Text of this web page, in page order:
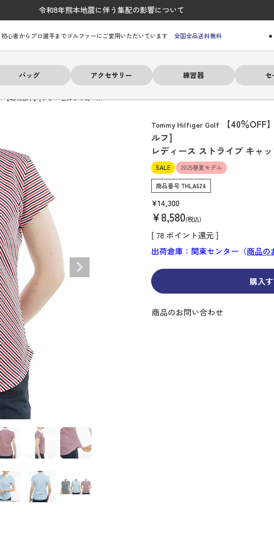
令和8年熊本地震に伴う集配の影響について
初心者からプロ選手までゴルファーにご愛用いただいています 全国全品送料無料
バッグ アクセサリー 練習器
フィガー
長袖シャツ
セーター・トレーナー
ボトムス
ロングパンツ
フィガー
長袖シャツ
セーター・トレーナー
ボトムス
ロングパンツ
キュロット
フィガー
バッグ
キャディバッグ・カート
バッグ・キャスター付き
ボストンバッグ
バッグ
ース トラベルカバー
フィガー
ソックス
ベルト
サングラス
ティー
レッグウォーマー
イ
フィガー
スイング
フィガー
レディースウェア
バッグ
フィガー
Jack Bunny!!
BUNNY EDITION
new balance
Psycho Bunny
HILFIGER GOLF
SUNMOUNTAIN
ランド
【40％OFF】[トミー ヒルフィガー…
Tommy Hilfiger Golf
【40％
ルフ]
レディース ストライプ キャ
SALE 2025春夏モデル
商品番号 THLA524
¥14,300
¥8,580 税込
[ 78 ポイント還元 ]
出荷倉庫：関東センター（商品の
購入
商品のお問い合わせ